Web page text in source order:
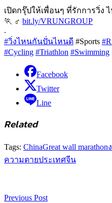
เปิดกรุ๊ปให้เพื่อนๆ ที่รักการวิ่ง
🏃 ‍♂ bit.ly/VRUNGROUP
.
#วิ่งไหนกันปั่นไหนดี #Sports
#Cycling #Triathlon #Swimming
Facebook
Twitter
Line
Related
Tags: ChinaGreat wall marathon
ความตายประเทศจีน
Previous Post